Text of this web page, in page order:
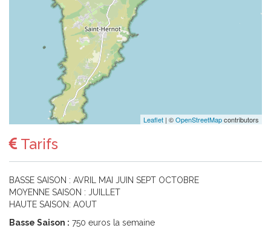
Leaflet | ©OpenStreetMapcontributors
Tarifs
BASSE SAISON : AVRIL MAI JUIN SEPT OCTOBRE
MOYENNE SAISON : JUILLET
HAUTE SAISON: AOUT
Basse Saison : 750 euros la semaine